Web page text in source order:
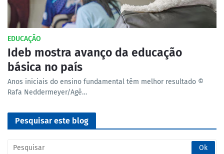
EDUCAÇÃO
Ideb mostra avanço da educação
básica no país
Anos iniciais do ensino fundamental têm melhor resultado ©
Rafa Neddermeyer/Agê…
Pesquisar este blog